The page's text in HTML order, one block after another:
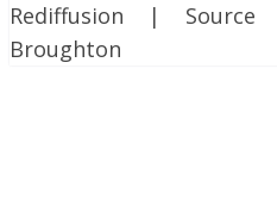
Rediffusion | Source
Broughton